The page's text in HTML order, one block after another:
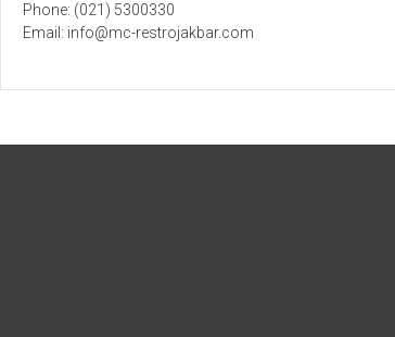
Phone: (021) 5300330
Email: info@mc-restrojakbar.com